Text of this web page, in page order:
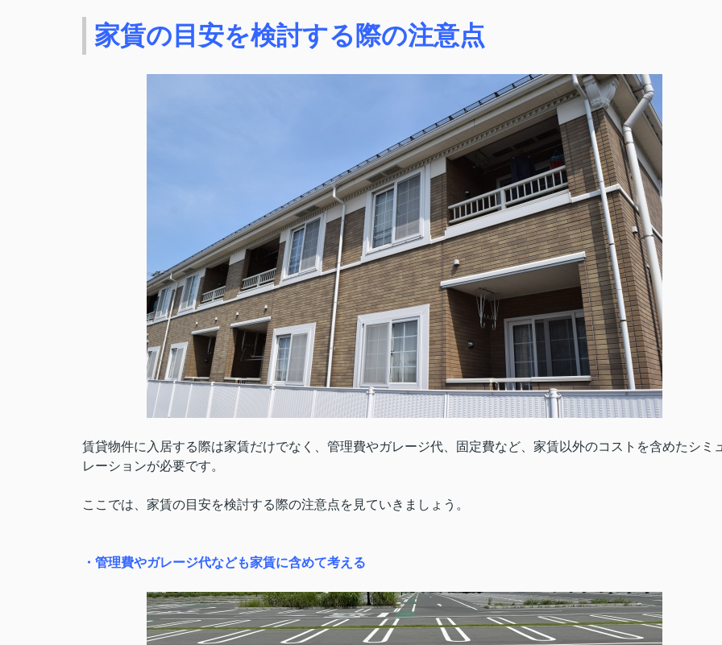
家賃の目安を検討する際の注意点
賃貸物件に入居する際は家賃だけでなく、管理費やガレージ代、固定費など、家賃以外のコストを含めたシミ
レーションが必要です。
ここでは、家賃の目安を検討する際の注意点を見ていきましょう。
・管理費やガレージ代なども家賃に含めて考える